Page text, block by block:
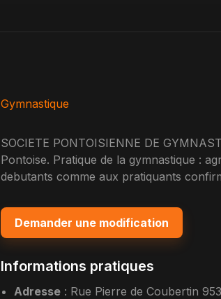
Gymnastique
SOCIETE PONTOISIENNE DE
Pontoise. Pratique de la gymnastique :
debutants comme aux pratiquants
Demander une modification
Informations pratiques
Adresse : Rue Pierre de Coubertin